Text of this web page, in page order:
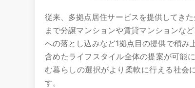
従来、多拠点居住サービスを提供してき
まで分譲マンションや賃貸マンションな
への落とし込みなど1拠点目の提供で積み
含めたライフスタイル全体の提案が可能
む暮らしの選択がより柔軟に行える社会
す。